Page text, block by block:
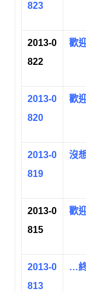
823
2013-0
822
歡
2013-0
820
歡
2013-0
819
沒
2013-0
815
歡
2013-0
813
…